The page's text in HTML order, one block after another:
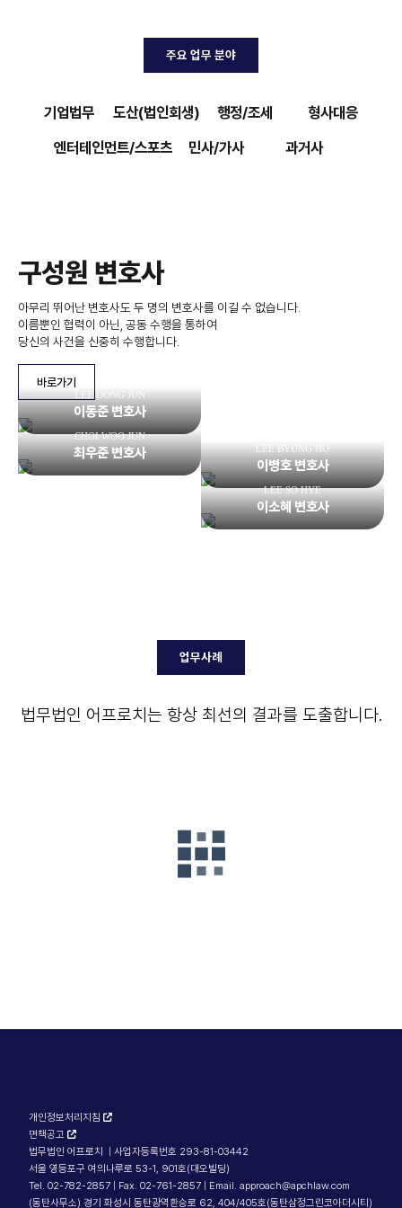
주요 업무 분야
기업법무 도산(법인회생) 행정/조세
형사대응
엔터테인먼트/스포츠
민사/가사 과거사
구성원 변호사
아무리 뛰어난 변호사도 두 명의 변호사를 이길 수 없습니다.
이름뿐인 협력이 아닌, 공동 수행을 통하여
당신의 사건을 신중히 수행합니다.
바로가기
LEE DONG JUN
이동준 변호사
LEE BYUNG HO
이병호 변호사
CHOI WOO JUN
최우준 변호사
LEE SO HYE
이소혜 변호사
업무사례
법무법인 어프로치는 항상 최선의 결과를 도출합니다.
개인정보처리지침
면책공고
법무법인 어프로치 | 사업자등록번호 293-81-03442
서울 영등포구 여의나루로 53-1, 901호(대오빌딩)
Tel. 02-782-2857 | Fax. 02-761-2857 | Email. approach@apchlaw.com
(동탄사무소) 경기 화성시 동탄광역환승로 62, 404/405호(동탄삼정그린코아더시티)